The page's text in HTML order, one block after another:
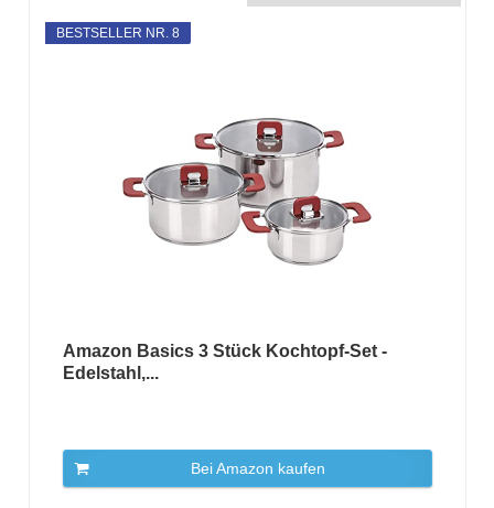
BESTSELLER NR. 8
Amazon Basics 3 Stück Kochtopf-Set -
Edelstahl,...
Bei Amazon kaufen